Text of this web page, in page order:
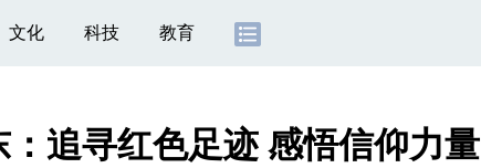
文化 科技 教育
：追寻红色足迹 感悟信仰力量